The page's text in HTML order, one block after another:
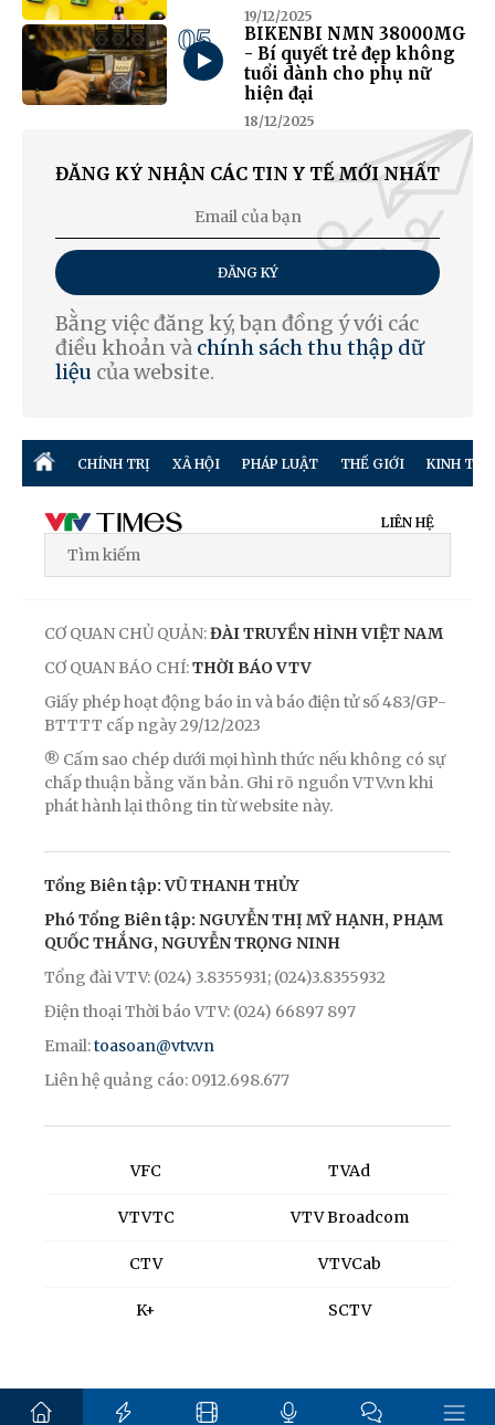
19/12/2025
05
BIKENBI NMN 38000MG
- Bí quyết trẻ đẹp không
tuổi dành cho phụ nữ
hiện đại
18/12/2025
ĐĂNG KÝ NHẬN CÁC TIN Y TẾ MỚI NHẤT
ĐĂNG KÝ
Bằng việc đăng ký, bạn đồng ý với các
điều khoản và chính sách thu thập dữ
liệu của website.
CHÍNH TRỊ XÃ HỘI PHÁP LUẬT THẾ GIỚI KINH TẾ
LIÊN HỆ
CƠ QUAN CHỦ QUẢN:ĐÀI TRUYỀN HÌNH VIỆT NAM
CƠ QUAN BÁO CHÍ:THỜI BÁO VTV
Giấy phép hoạt động báo in và báo điện tử số 483/GP-
BTTTT cấp ngày 29/12/2023
® Cấm sao chép dưới mọi hình thức nếu không có sự
chấp thuận bằng văn bản. Ghi rõ nguồn VTV.vn khi
phát hành lại thông tin từ website này.
Tổng Biên tập: VŨ THANH THỦY
Phó Tổng Biên tập: NGUYỄN THỊ MỸ HẠNH, PHẠM
QUỐC THẮNG, NGUYỄN TRỌNG NINH
Tổng đài VTV: (024) 3.8355931; (024)3.8355932
Điện thoại Thời báo VTV: (024) 66897 897
Email:toasoan@vtv.vn
Liên hệ quảng cáo: 0912.698.677
VFC
VTVTC
CTV
K+
TVAd
VTV Broadcom
VTVCab
SCTV